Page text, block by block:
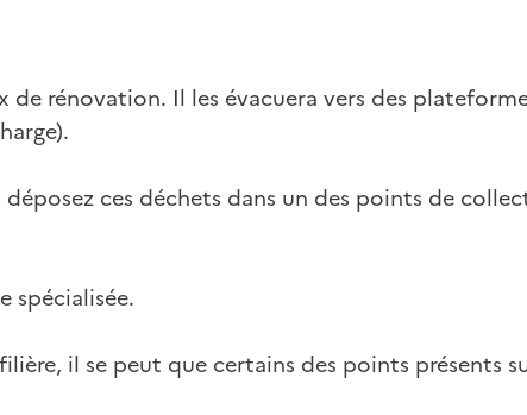
rénovation. Il les évacuera vers des
ces déchets dans un des points de
spécialisée.
il se peut que certains des points présents